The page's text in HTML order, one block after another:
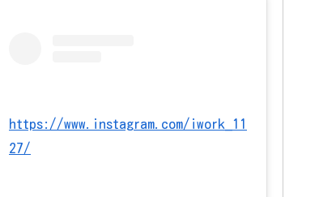
https://www.instagram.com/iwork_11
27/